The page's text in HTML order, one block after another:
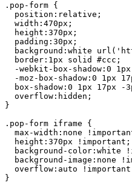
.pop-form {
  position:relative;
  width:470px;
  height:370px;
  padding:30px;
background:white
  border:1px solid #ccc;
-webkit-box-shadow:0
-moz-box-shadow:0 1px
box-shadow:0 1px 17px -
  overflow:hidden;
}
.pop-form iframe {
max-width:none
  height:370px !important;
background-color:white
background-image:none
overflow:auto
}